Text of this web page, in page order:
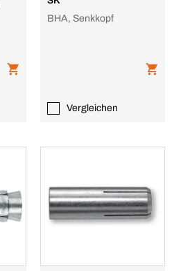
BHA, Senkkopf
Vergleichen